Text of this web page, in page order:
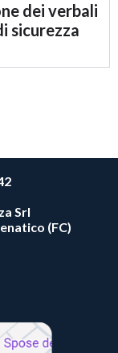
dei verbali
sicurezza
Srl
(FC)